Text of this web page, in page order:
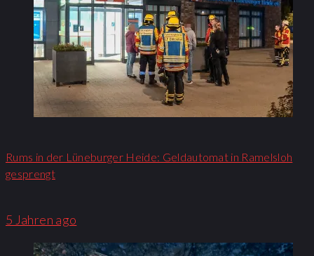
Rums in der Lüneburger Heide: Geldautomat in Ramelsloh
gesprengt
5 Jahren ago